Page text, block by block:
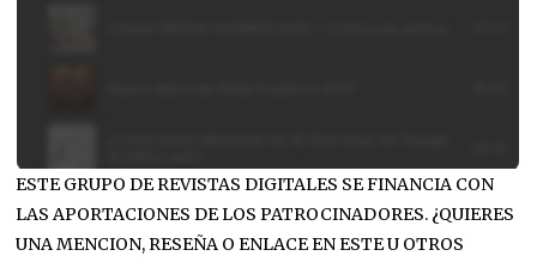
ESTE GRUPO DE REVISTAS DIGITALES SE FINANCIA CON
LAS APORTACIONES DE LOS PATROCINADORES. ¿QUIERES
UNA MENCION, RESEÑA O ENLACE EN ESTE U OTROS